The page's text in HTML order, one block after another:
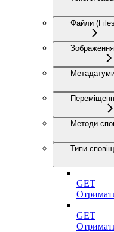
Файли
Методи
Типи
GET
GET